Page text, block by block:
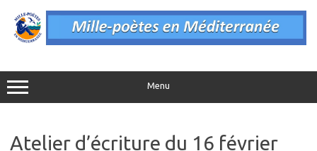
contenu
Menu
Atelier d’écriture du 16 février